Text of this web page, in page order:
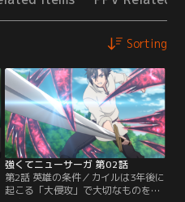
Sorting
強くてニューサーガ 第02話
第2話 英雄の条件／カイルは3年後に
起こる「大侵攻」で大切なものを守